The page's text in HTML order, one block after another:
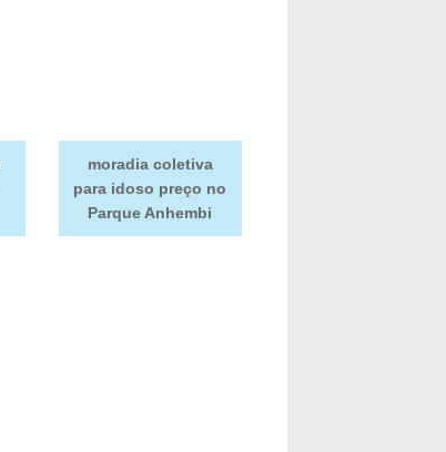
moradia coletiva
para idoso preço no
Parque Anhembi